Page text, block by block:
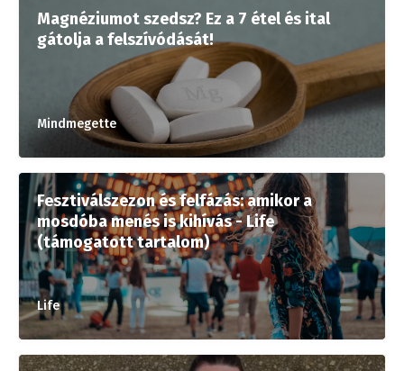
Magnéziumot szedsz? Ez a 7 étel és ital
gátolja a felszívódását!
Mindmegette
Fesztiválszezon és felfázás: amikor a
mosdóba menés is kihívás - Life
(támogatott tartalom)
Life